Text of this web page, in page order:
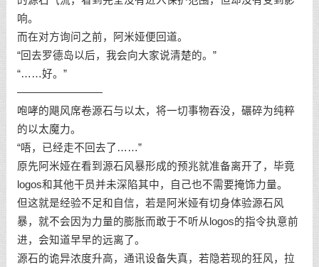
响。
而在对方询问之前，阿米娅便回道。
“回去罗德岛以后，我会向大家说清楚的。”
“……好。”
————————
咆哮的飓风席卷源石与以太，将一切事物吞没，碾碎为纯粹
的以太魔力。
“唔，已经走不回去了……”
原先阿米娅在看到源石风暴形成的预兆就准备离开了，毕竟
logos和其他干员并未深陷其中，自己也不需要掩饰力量。
但这就是经验不足和自信，若是阿米娅有切身体验源石风
暴，就不会因为力量的膨胀而敢于不听从logos的指令执意前
进，会知道早早的远离了。
源石的诡异浓度升高，通讯设备失真，若隐若现的狂风，拉